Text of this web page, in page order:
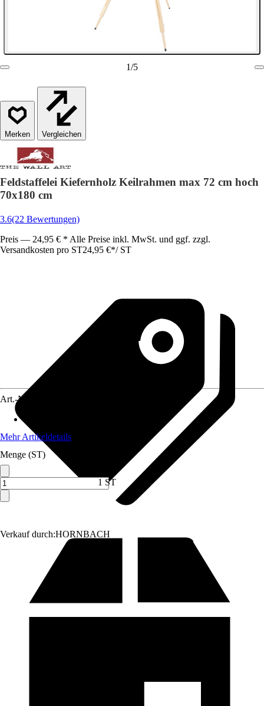
1/5
Vergleichen
Feldstaffelei Kiefernholz Keilrahmen max 72 cm hoch
70x180 cm
3.6(22 Bewertungen)
Preis — 24,95 € * Alle Preise inkl. MwSt. und ggf. zzgl.
Versandkosten pro ST24,95 €*/ ST
Verkauf durch:HORNBACH
Art.-Nr.
Mehr Artikeldetails
Menge (ST)
1 ST